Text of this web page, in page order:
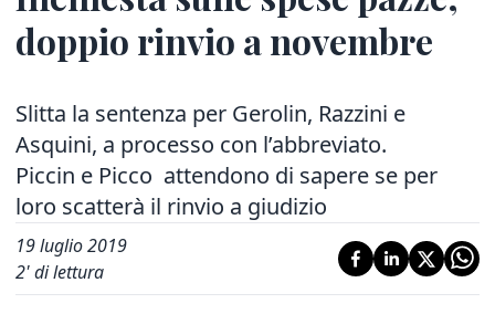
doppio rinvio a novembre
Slitta la sentenza per Gerolin, Razzini e
Asquini, a processo con l’abbreviato.
Piccin e Picco attendono di sapere se per
loro scatterà il rinvio a giudizio
19 luglio 2019
2' di lettura